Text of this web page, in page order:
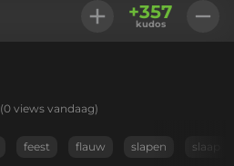
+357
kudos
(0 views vandaag)
feest flauw slapen slaap